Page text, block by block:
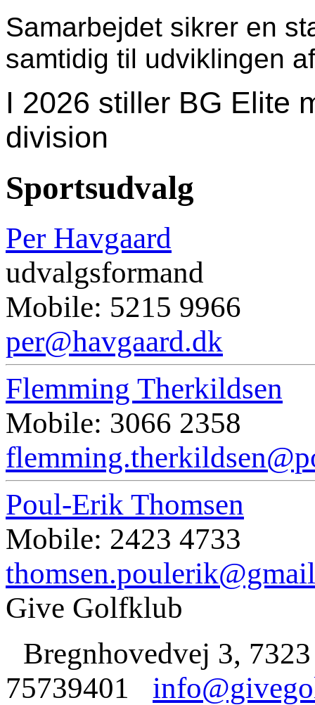
Samarbejdet sikrer en
samtidig til udviklingen
I 2026 stiller BG Elite
division
Sportsudvalg
Per Havgaard
udvalgsformand
Mobile: 5215 9966
per@havgaard.dk
Flemming Therkildsen
Mobile: 3066 2358
Poul-Erik Thomsen
Mobile: 2423 4733
Give Golfklub
Bregnhovedvej 3,
75739401